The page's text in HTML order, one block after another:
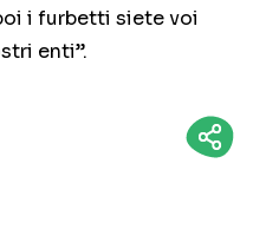
i furbetti siete voi
enti”.